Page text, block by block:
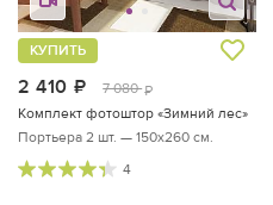
2 410 руб.
7 080 руб.
КУПИТЬ
Комплект фотоштор «Зимний лес»
Портьера 2 шт. — 150х260 см.
4